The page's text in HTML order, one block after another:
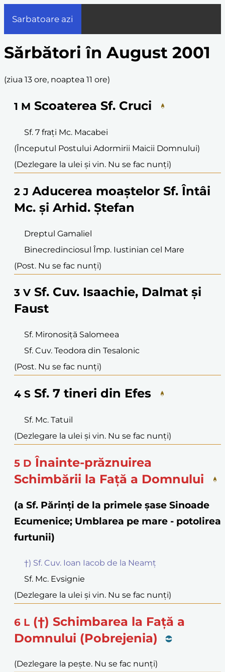
Sarbatoare azi
Sărbători în August 2001
(ziua 13 ore, noaptea 11 ore)
1 M Scoaterea Sf. Cruci
Sf. 7 frați Mc. Macabei
(Începutul Postului Adormirii Maicii Domnului)
(Dezlegare la ulei și vin. Nu se fac nunți)
2 J Aducerea moaștelor Sf. Întâi
Mc. și Arhid. Ștefan
Dreptul Gamaliel
Binecredinciosul Împ. Iustinian cel Mare
(Post. Nu se fac nunți)
3 V Sf. Cuv. Isaachie, Dalmat și
Faust
Sf. Mironosiță Salomeea
Sf. Cuv. Teodora din Tesalonic
(Post. Nu se fac nunți)
4 S Sf. 7 tineri din Efes
Sf. Mc. Tatuil
(Dezlegare la ulei și vin. Nu se fac nunți)
5 D Înainte-prăznuirea
Schimbării la Față a Domnului
(a Sf. Părinți de la primele șase Sinoade
Ecumenice; Umblarea pe mare - potolirea
furtunii)
†) Sf. Cuv. Ioan Iacob de la Neamț
Sf. Mc. Evsignie
(Dezlegare la ulei și vin. Nu se fac nunți)
6 L (†) Schimbarea la Față a
Domnului (Pobrejenia)
(Dezlegare la pește. Nu se fac nunți)